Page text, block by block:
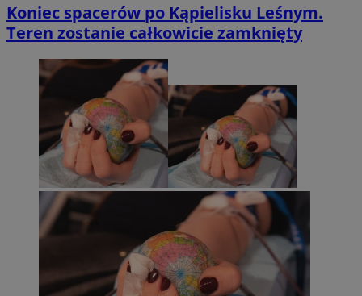
Koniec spacerów po Kąpielisku Leśnym.
Teren zostanie całkowicie zamknięty